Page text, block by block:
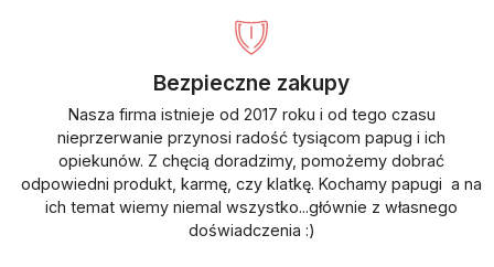
Bezpieczne zakupy
Nasza firma istnieje od 2017 roku i od tego czasu
nieprzerwanie przynosi radość tysiącom papug i ich
opiekunów. Z chęcią doradzimy, pomożemy dobrać
odpowiedni produkt, karmę, czy klatkę. Kochamy papugi a na
ich temat wiemy niemal wszystko...głównie z własnego
doświadczenia :)